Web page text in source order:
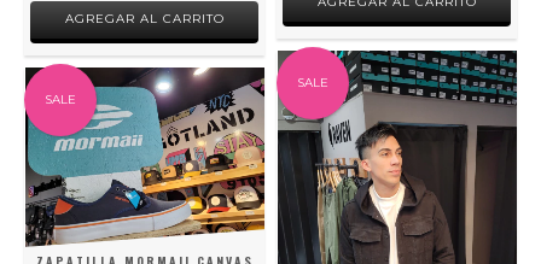
AGREGAR AL CARRITO
SALE
SALE